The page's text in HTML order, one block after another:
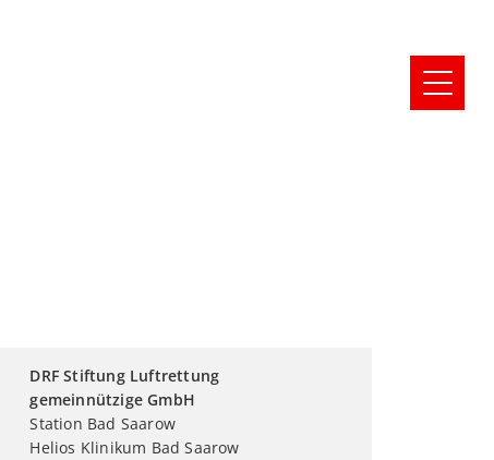
DRF Stiftung Luftrettung
gemeinnützige GmbH
Station Bad Saarow
Helios Klinikum Bad Saarow